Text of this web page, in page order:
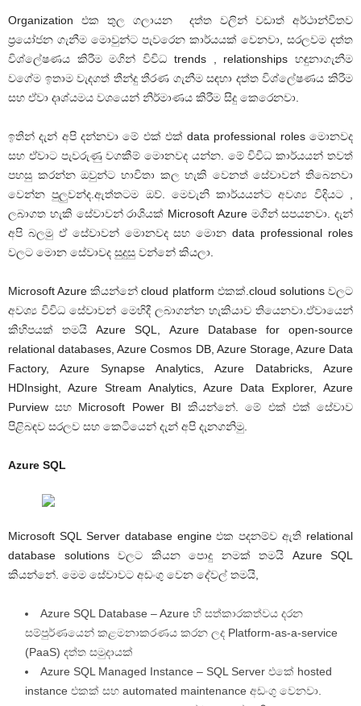
Organization එක තුල ගලායන දත්ත වලින් වඩාත් අර්ථාන්විතව
ප්‍රයෝජන ගැනීම මොවුන්ට පැවරෙන කාර්යයක් වෙනවා, සරලවම දත්ත
විශ්ලේෂණය කිරීම මගින් විවිධ trends , relationships හඳුනාගැනීම
වගේම ඉතාම වැදගත් තීන්දු තීරණ ගැනීම සඳහා දත්ත විශ්ලේෂණය කිරීම
සහ ඒවා දෘශ්යමය වශයෙන් නිර්මාණය කිරීම සිදු කෙරෙනවා.
ඉතින් දැන් අපි දන්නවා මේ එක් එක් data professional roles මොනවද
සහ ඒවාට පැවරුණු වගකීම් මොනවද යන්න. මේ විවිධ කාර්යයන් තවත්
පහසු කරන්න ඔවුන්ට භාවිතා කල හැකි වෙනත් සේවාවන් තිබෙනවා
වෙන්න පුලුවන්ද.ඇත්තටම ඔව්. මෙවැනි කාර්යයන්ට අවශ්‍ය විදියට ,
ලබාගත හැකි සේවාවන් රාශියක් Microsoft Azure මගින් සපයනවා. දැන්
අපි බලමු ඒ සේවාවන් මොනවද සහ මොන data professional roles
වලට මොන සේවාවද සුදුසු වන්නේ කියලා.
Microsoft Azure කියන්නේ cloud platform එකක්.cloud solutions වලට
අවශ්‍ය විවිධ සේවාවන් මෙහිදී ලබාගන්න හැකියාව තියෙනවා.ඒවායෙන්
කිහිපයක් තමයි Azure SQL, Azure Database for open-source
relational databases, Azure Cosmos DB, Azure Storage, Azure Data
Factory, Azure Synapse Analytics, Azure Databricks, Azure
HDInsight, Azure Stream Analytics, Azure Data Explorer, Azure
Purview සහ Microsoft Power BI කියන්නේ. මේ එක් එක් සේවාව
පිළිබඳව සරලව සහ කෙටියෙන් දැන් අපි දැනගනිමු.
Azure SQL
Microsoft SQL Server database engine එක පදනම්ව ඇති relational
database solutions වලට කියන පොදු නමක් තමයි Azure SQL
කියන්නේ. මෙම සේවාවට අඩංගු වෙන දේවල් තමයි,
Azure SQL Database – Azure හි සත්කාරකත්වය දරන
සම්පුර්ණයෙන් කළමනාකරණය කරන ලද Platform-as-a-service
(PaaS) දත්ත සමුදායක්
Azure SQL Managed Instance – SQL Server එකේ hosted
instance එකක් සහ automated maintenance අඩංගු වෙනවා.